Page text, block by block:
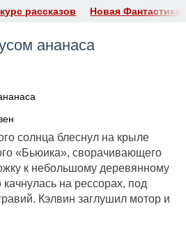
рассказов Новая Фантастика
ананаса
солнца блеснул на крыле
«Бьюика», сворачивающего
к небольшому деревянному
на рессорах, под
Кэлвин заглушил мотор и